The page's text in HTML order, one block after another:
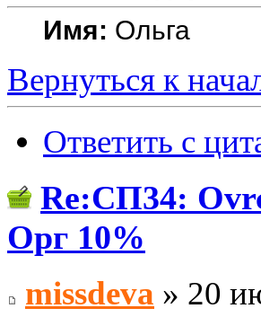
Имя: Ольга
Вернуться к
Ответить с
Re:СП34:
Орг 10%
missdeva » 20